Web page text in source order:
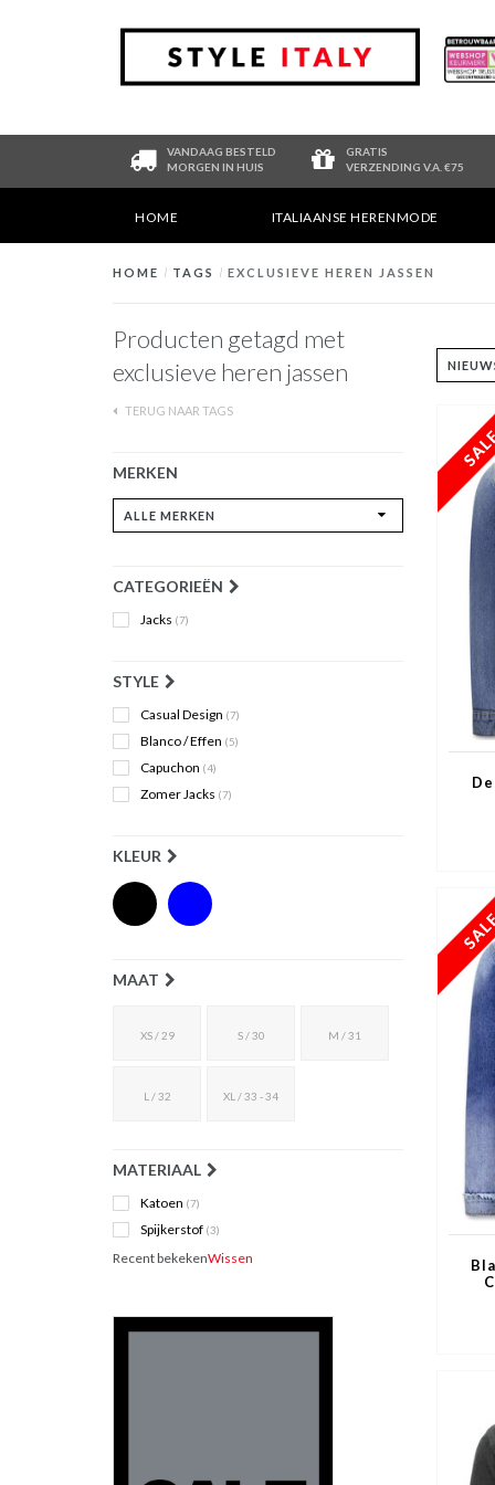
VANDAAG BESTELD
MORGEN IN HUIS
GRATIS
VERZENDING V.A. €75
HOME ITALIAANSE HERENMODE
HOME / TAGS / EXCLUSIEVE HEREN JASSEN
Producten getagd met
exclusieve heren jassen
TERUG NAAR TAGS
MERKEN
CATEGORIEËN
Jacks (7)
STYLE
Casual Design (7)
Blanco / Effen (5)
Capuchon (4)
Zomer Jacks (7)
KLEUR
MAAT
XS / 29 S / 30 M / 31
L / 32 XL / 33 - 34
MATERIAAL
Katoen (7)
Spijkerstof (3)
Recent bekekenWissen